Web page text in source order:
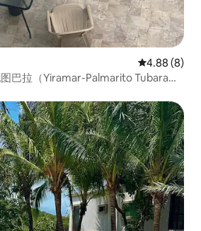
平均评分
4.88 (8)
巴拉（Yiramar-Palmarito Tubara）